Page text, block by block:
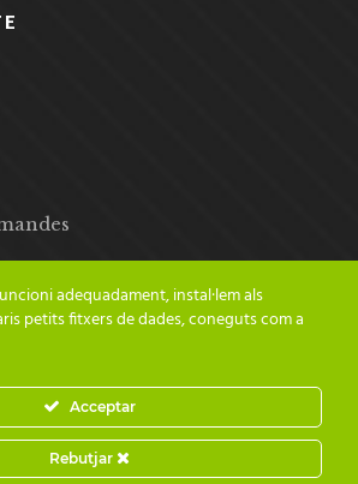
| Tots els drets reservats | Preus amb
inclòs |Grademorphic
adequadament, instal·lem als
petits fitxers de dades, coneguts com a
Acceptar
Rebutjar